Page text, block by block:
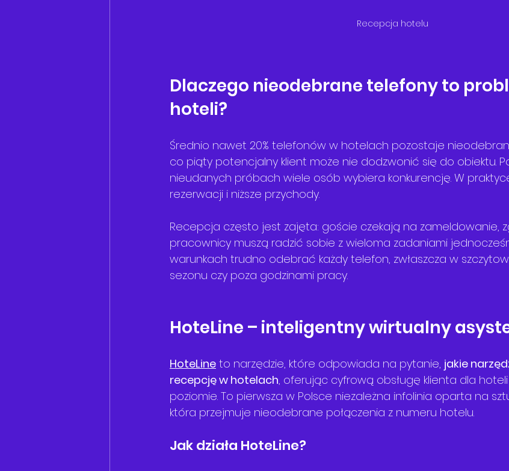
Recepcja hotelu
Dlaczego nieodebrane telefony to
hoteli?
Średnio nawet 20% telefonów w hotelach pozostaje
co piąty potencjalny klient może nie dodzwonić się do obiektu.
nieudanych próbach wiele osób wybiera konkurencję. W
rezerwacji i niższe przychody.
Recepcja często jest zajęta: goście czekają na zameldowanie,
pracownicy muszą radzić sobie z wieloma zadaniami
warunkach trudno odebrać każdy telefon, zwłaszcza w
sezonu czy poza godzinami pracy.
HoteLine – inteligentny wirtualny
HoteLine to narzędzie, które odpowiada na pytanie, jakie
recepcję w hotelach, oferując cyfrową obsługę klienta dla
poziomie. To pierwsza w Polsce niezależna infolinia oparta na
która przejmuje nieodebrane połączenia z numeru hotelu.
Jak działa HoteLine?